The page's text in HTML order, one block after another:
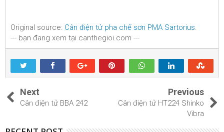
Original source: Cân điện tử pha chế sơn PMA Sartorius.
--- bạn đang xem tại canthegioi.com ---
Next
Cân điện tử BBA 242
Previous
Cân điện tử HT224 Shinko
Vibra